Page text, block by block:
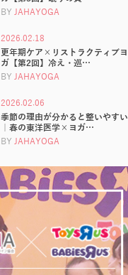
BY JAHAYOGA
2026.02.18
更年期ケア×リストラクティブヨ
ガ【第2回】冷え・巡…
BY JAHAYOGA
2026.02.06
季節の理由が分かると整いやすい
｜春の東洋医学×ヨガ…
BY JAHAYOGA